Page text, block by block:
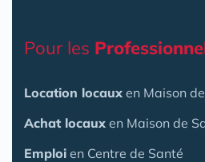
Pour les
Location locaux en Maison
Achat locaux en Maison de
Emploi en Centre de Santé